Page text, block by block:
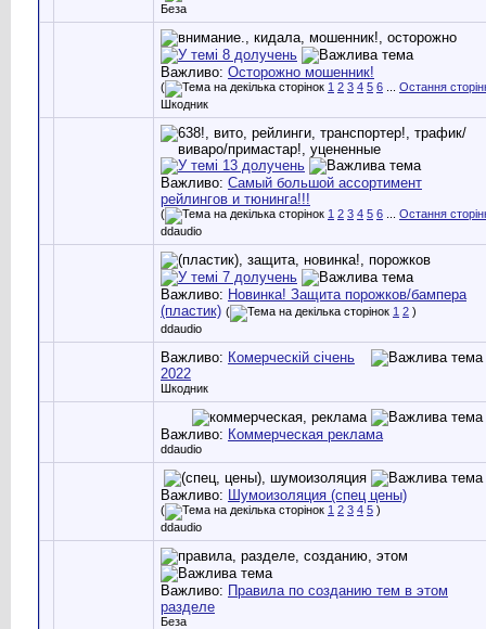
Беза
Важливо: Осторожно мошенник!
( 1 2 3 4 5 6
Остання
Шкодник
Важливо: Самый большой ассортимент
рейлингов и тюнинга!!!
( 1 2 3 4 5 6
Остання
ddaudio
Важливо: Новинка! Защита порожков/бампера
(пластик) ( 1 2 )
ddaudio
Важливо: Комерческій січень
2022
Шкодник
Важливо: Коммерческая реклама
ddaudio
Важливо: Шумоизоляция (спец цены)
( 1 2 3 4 5 )
ddaudio
Важливо: Правила по созданию тем в этом
разделе
Беза